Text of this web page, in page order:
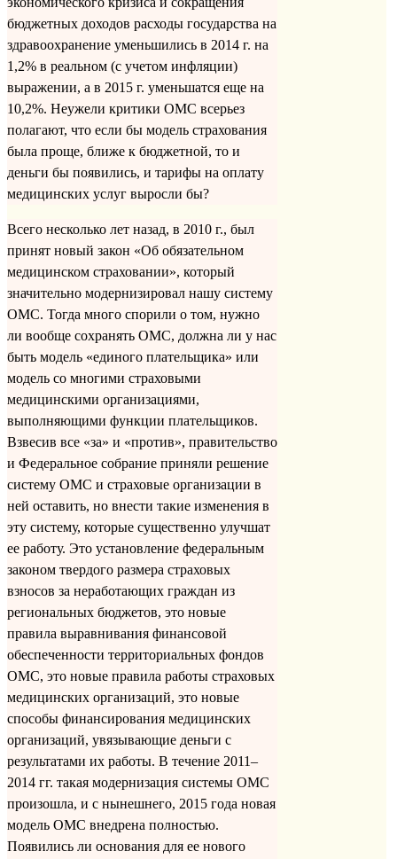
бюджетных доходов расходы государства на
здравоохранение уменьшились в 2014 г. на
1,2% в реальном (с учетом инфляции)
выражении, а в 2015 г. уменьшатся еще на
10,2%. Неужели критики ОМС всерьез
полагают, что если бы модель страхования
была проще, ближе к бюджетной, то и
деньги бы появились, и тарифы на оплату
медицинских услуг выросли бы?
Всего несколько лет назад, в 2010 г., был
принят новый закон «Об обязательном
медицинском страховании», который
значительно модернизировал нашу систему
ОМС. Тогда много спорили о том, нужно
ли вообще сохранять ОМС, должна ли у нас
быть модель «единого плательщика» или
модель со многими страховыми
медицинскими организациями,
выполняющими функции плательщиков.
Взвесив все «за» и «против», правительство
и Федеральное собрание приняли решение
систему ОМС и страховые организации в
ней оставить, но внести такие изменения в
эту систему, которые существенно улучшат
ее работу. Это установление федеральным
законом твердого размера страховых
взносов за неработающих граждан из
региональных бюджетов, это новые
правила выравнивания финансовой
обеспеченности территориальных фондов
ОМС, это новые правила работы страховых
медицинских организаций, это новые
способы финансирования медицинских
организаций, увязывающие деньги с
результатами их работы. В течение 2011–
2014 гг. такая модернизация системы ОМС
произошла, и с нынешнего, 2015 года новая
модель ОМС внедрена полностью.
Появились ли основания для ее нового